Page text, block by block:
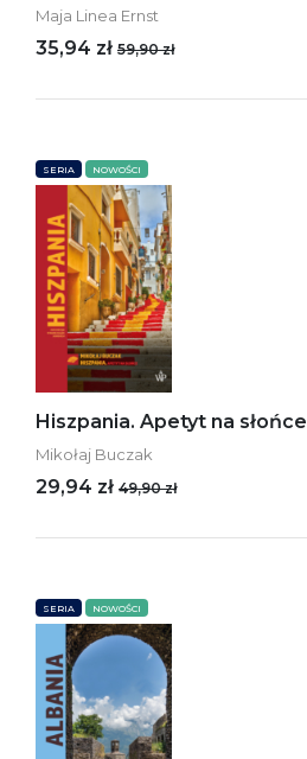
Maja Linea Ernst
35,94 zł 59,90 zł
SERIA NOWOŚCI
Hiszpania. Apetyt na słońce
Mikołaj Buczak
29,94 zł 49,90 zł
SERIA NOWOŚCI